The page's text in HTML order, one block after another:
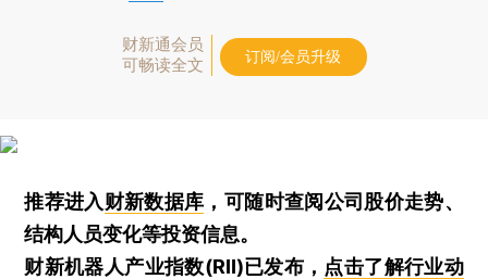
财新通会员
可畅读全文
订阅/会员升级
推荐进入财新数据库 ，可随时查阅公司股价走势、
结构人员变化等投资信息。
财新机器人产业指数(RII)已发布， 点击了解行业动